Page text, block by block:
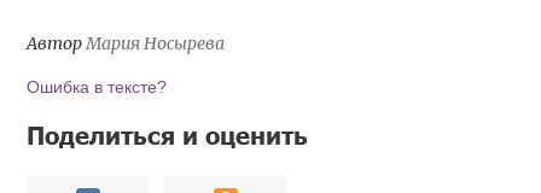
Автор Мария Носырева
Ошибка в тексте?
Поделиться и оценить